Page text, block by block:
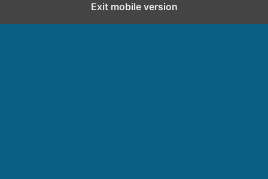
Exit mobile version